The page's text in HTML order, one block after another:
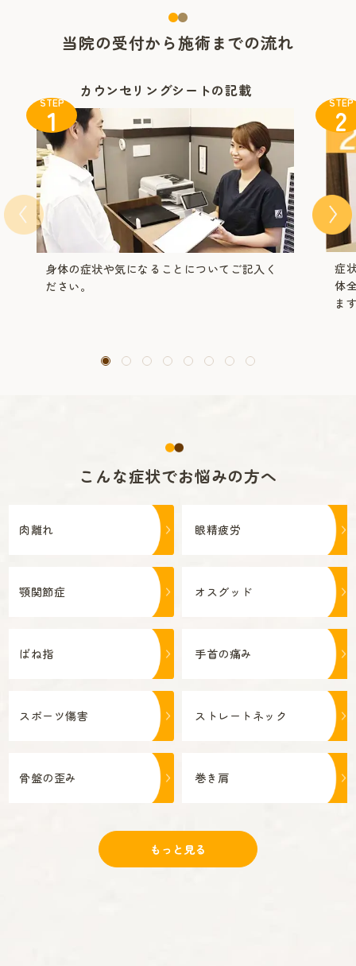
当院の受付から施術までの流れ
カウンセリングシートの記載
STEP
1
身体の症状や気になることについてご記入く
ださい。
STEP
2
症
体
ま
こんな症状でお悩みの方へ
肉離れ 眼精疲労
顎関節症 オスグッド
ばね指 手首の痛み
スポーツ傷害 ストレートネック
骨盤の歪み 巻き肩
野球肩・野球肘
もっと見る